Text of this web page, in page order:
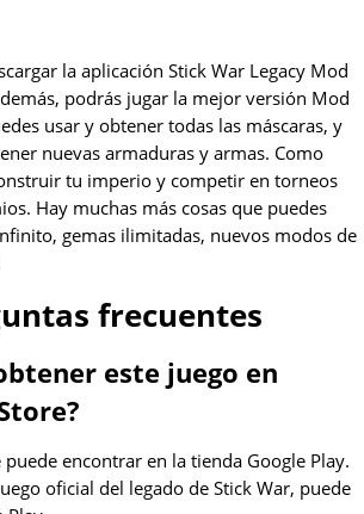
la aplicación Stick War Legacy Mod
podrás jugar la mejor versión Mod
usar y obtener todas las máscaras, y
nuevas armaduras y armas. Como
tu imperio y competir en torneos
Hay muchas más cosas que puedes
gemas ilimitadas, nuevos modos de
frecuentes
este juego en
puede encontrar en la tienda Google Play.
oficial del legado de Stick War, puede